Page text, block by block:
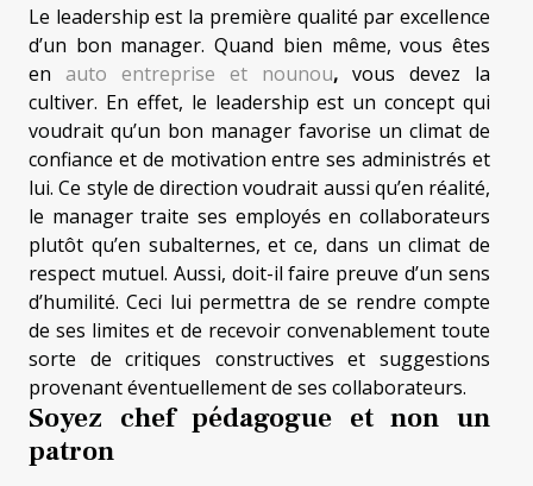
Le leadership est la première qualité par excellence
d’un bon manager. Quand bien même, vous êtes
en auto entreprise et nounou, vous devez la
cultiver. En effet, le leadership est un concept qui
voudrait qu’un bon manager favorise un climat de
confiance et de motivation entre ses administrés et
lui. Ce style de direction voudrait aussi qu’en réalité,
le manager traite ses employés en collaborateurs
plutôt qu’en subalternes, et ce, dans un climat de
respect mutuel. Aussi, doit-il faire preuve d’un sens
d’humilité. Ceci lui permettra de se rendre compte
de ses limites et de recevoir convenablement toute
sorte de critiques constructives et suggestions
provenant éventuellement de ses collaborateurs.
Soyez chef pédagogue et non un
patron